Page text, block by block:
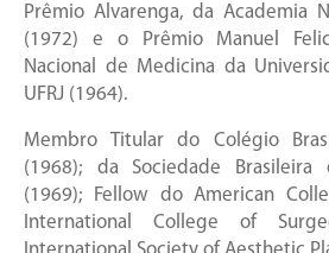
Prêmio Alvarenga, da Academia
(1972) e o Prêmio Manuel
Nacional de Medicina da
UFRJ (1964).
Membro Titular do Colégio
(1968); da Sociedade Brasileira
(1969); Fellow do American
International College of